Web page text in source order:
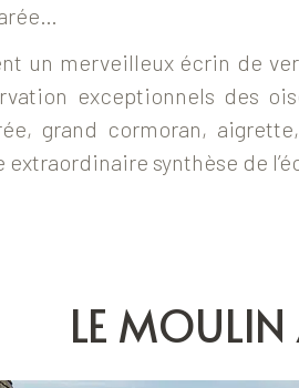
un merveilleux écrin de
exceptionnels des
grand cormoran,
extraordinaire synthèse de
LE